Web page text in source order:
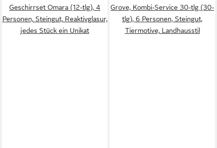
Geschirrset Omara (12-tlg), 4
Personen, Steingut, Reaktivglasur,
jedes Stück ein Unikat
Grove, Kombi-Service 30-tlg (30-
tlg), 6 Personen, Steingut,
Tiermotive, Landhausstil